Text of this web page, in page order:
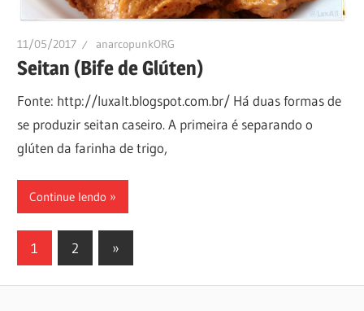
11/05/2017 anarcopunkORG
Seitan (Bife de Glúten)
Fonte: http://luxalt.blogspot.com.br/ Há duas formas de
se produzir seitan caseiro. A primeira é separando o
glúten da farinha de trigo,
Continue lendo
Paginação
1 2
Next
Posts
»